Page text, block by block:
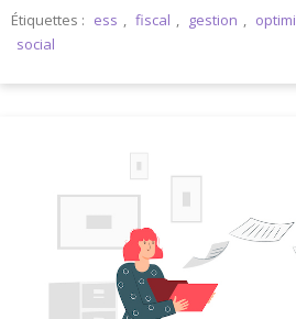
Étiquettes : ess , fiscal , gestion ,
social